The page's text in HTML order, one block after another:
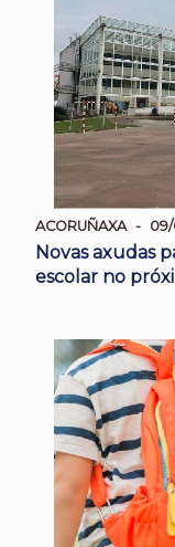
ACORUÑAXA
Novas axudas
escolar no